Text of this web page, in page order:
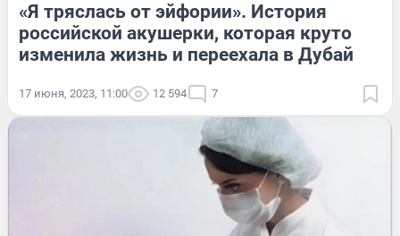
«Я тряслась от эйфории». История
российской акушерки, которая круто
изменила жизнь и переехала в Дубай
17 июня, 2023, 11:00 12 594 7